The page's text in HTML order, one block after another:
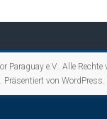
Paraguay e.V.. Alle Rechte
Präsentiert von WordPress.